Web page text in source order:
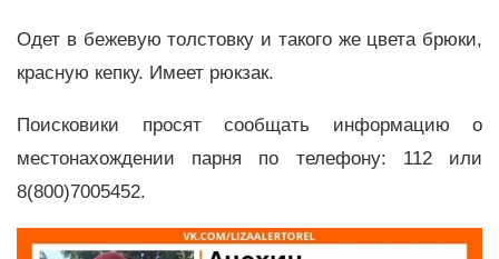
Одет в бежевую толстовку и такого же цвета брюки,
красную кепку. Имеет рюкзак.
Поисковики просят сообщать информацию о
местонахождении парня по телефону: 112 или
8(800)7005452.